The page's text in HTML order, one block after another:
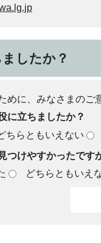
したか？
めに、みなさまのご
に立ちましたか？
ちらともいえない
つけやすかったです
どちらともいえ